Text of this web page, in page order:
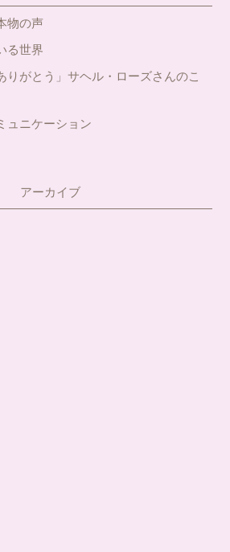
物の声
る世界
りがとう」サヘル・ローズさんのこ
ュニケーション
アーカイブ